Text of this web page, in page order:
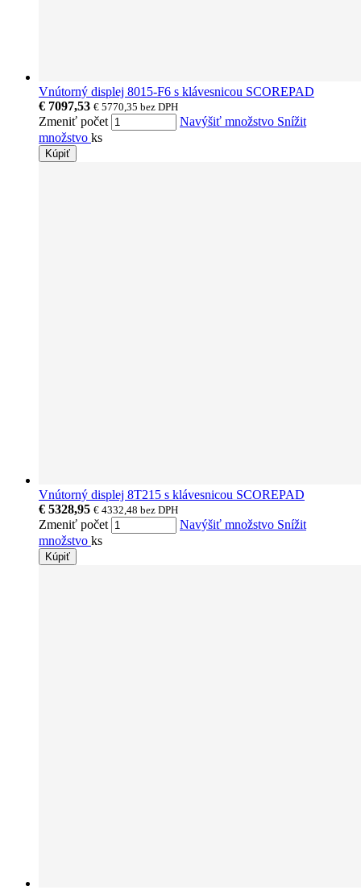
Vnútorný displej 8015-F6 s klávesnicou SCOREPAD
€ 7097,53 € 5770,35 bez DPH
Zmeniť počet Navýšiť množstvo Snížit
množstvo ks
Kúpiť
Vnútorný displej 8T215 s klávesnicou SCOREPAD
€ 5328,95 € 4332,48 bez DPH
Zmeniť počet Navýšiť množstvo Snížit
množstvo ks
Kúpiť